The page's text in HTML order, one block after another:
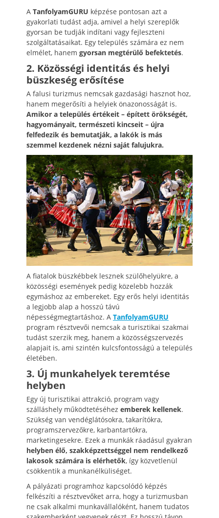
A TanfolyamGURU képzése pontosan azt a
gyakorlati tudást adja, amivel a helyi szereplők
gyorsan be tudják indítani vagy fejleszteni
szolgáltatásaikat. Egy település számára ez nem
elmélet, hanem gyorsan megtérülő befektetés.
2. Közösségi identitás és helyi
büszkeség erősítése
A falusi turizmus nemcsak gazdasági hasznot hoz,
hanem megerősíti a helyiek önazonosságát is.
Amikor a település értékeit – épített örökségét,
hagyományait, természeti kincseit – újra
felfedezik és bemutatják, a lakók is más
szemmel kezdenek nézni saját falujukra.
A fiatalok büszkébbek lesznek szülőhelyükre, a
közösségi események pedig közelebb hozzák
egymáshoz az embereket. Egy erős helyi identitás
a legjobb alap a hosszú távú
népességmegtartáshoz. A TanfolyamGURU
program résztvevői nemcsak a turisztikai szakmai
tudást szerzik meg, hanem a közösségszervezés
alapjait is, ami szintén kulcsfontosságú a település
életében.
3. Új munkahelyek teremtése
helyben
Egy új turisztikai attrakció, program vagy
szálláshely működtetéséhez emberek kellenek.
Szükség van vendéglátósokra, takarítókra,
programszervezőkre, karbantartókra,
marketingesekre. Ezek a munkák ráadásul gyakran
helyben élő, szakképzettséggel nem rendelkező
lakosok számára is elérhetők, így közvetlenül
csökkentik a munkanélküliséget.
A pályázati programhoz kapcsolódó képzés
felkészíti a résztvevőket arra, hogy a turizmusban
ne csak alkalmi munkavállalóként, hanem tudatos